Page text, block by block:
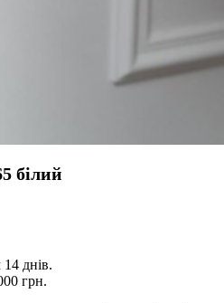
білий
днів.
грн.